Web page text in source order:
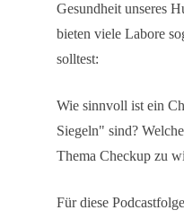
Gesundheit unseres
bieten viele Labore
solltest:
Wie sinnvoll ist ein
Siegeln" sind?
Thema Checkup zu
Für diese